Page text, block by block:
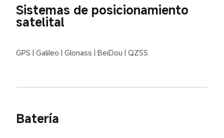
Sistemas de posicionamiento
satelital
GPS | Galileo | Glonass | BeiDou | QZSS
Batería